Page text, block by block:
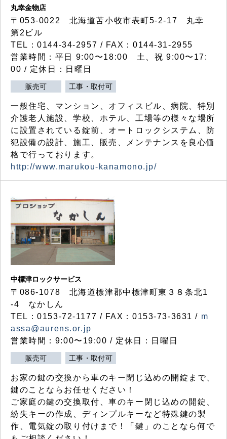
丸幸金物店
〒053-0022 北海道苫小牧市表町5-2-17 丸幸
第2ビル
TEL：0144-34-2957 / FAX：0144-31-2955
営業時間：平日 9:00〜18:00 土、祝 9:00〜17:
00 / 定休日：日曜日
販売可 工事・取付可
一般住宅、マンション、オフィスビル、病院、特別
介護老人施設、学校、ホテル、工場等の様々な場所
に設置されている錠前、オートロックシステム、防
犯設備の設計、施工、販売、メンテナンスを良心価
格で行っております。
http://www.marukou-kanamono.jp/
中標津ロックサービス
〒086-1078 北海道標津郡中標津町東３８条北1
-4 なかしん
TEL：0153-72-1177 / FAX：0153-73-3631 / m
assa@aurens.or.jp
営業時間：9:00〜19:00 / 定休日：日曜日
販売可 工事・取付可
お家の鍵の交換から車のキー閉じ込めの開錠まで、
鍵のことならお任せください！
ご家庭の鍵の交換取付、車のキー閉じ込めの開錠、
紛失キーの作成、ディンプルキーなど特殊鍵の製
作、電気錠の取り付けまで！「鍵」のことなら何で